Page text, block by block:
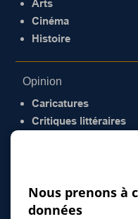
Arts
Cinéma
Histoire
Opinion
Caricatures
Critiques littéraires
Nous prenons à
données